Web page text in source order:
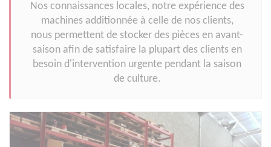
Nos connaissances locales, notre expérience des
machines additionnée à celle de nos clients,
nous permettent de stocker des pièces en avant-
saison afin de satisfaire la plupart des clients en
besoin d'intervention urgente pendant la saison
de culture.